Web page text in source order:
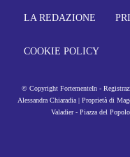
LA REDAZIONE
COOKIE POLICY
© Copyright FortementeIn -
Alessandra Chiaradia | Proprietà di
Valadier - Piazza del